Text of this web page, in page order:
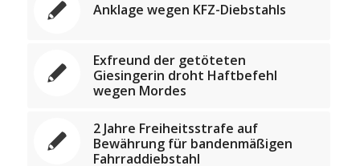
Anklage wegen KFZ-Diebstahls
Exfreund der getöteten
Giesingerin droht Haftbefehl
wegen Mordes
2 Jahre Freiheitsstrafe auf
Bewährung für bandenmäßigen
Fahrraddiebstahl